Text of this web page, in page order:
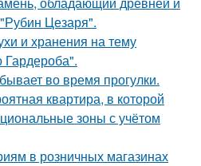
Цезаря".
и хранения на тему
во время прогулки.
квартира, в которой
зоны с учётом
в розничных магазинах